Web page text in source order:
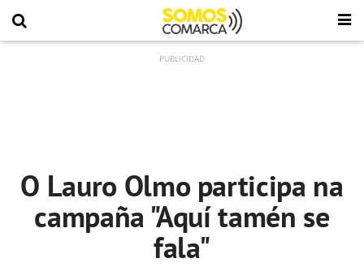
O Lauro Olmo participa na
campaña "Aquí tamén se
fala"